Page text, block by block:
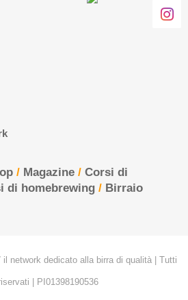
/ Magazine / Corsi di
di homebrewing / Birraio
network dedicato alla birra di qualità | Tutti
| PI01398190536